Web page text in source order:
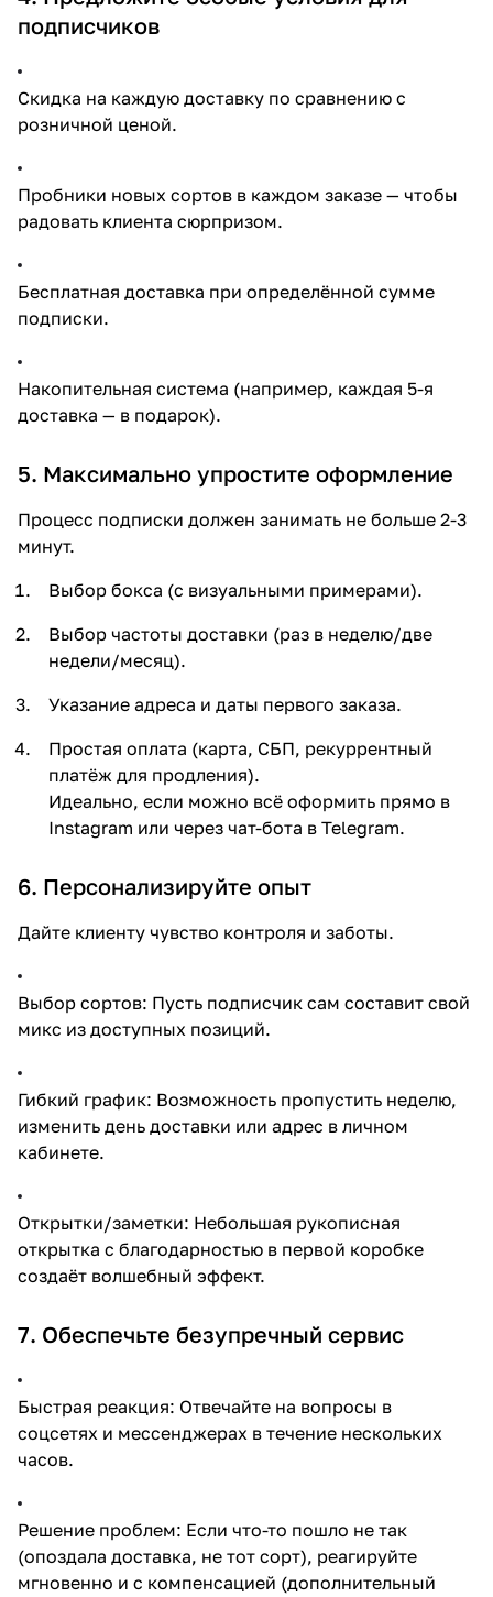
подписчиков
Скидка на каждую доставку по сравнению с
розничной ценой.
Пробники новых сортов в каждом заказе — чтобы
радовать клиента сюрпризом.
Бесплатная доставка при определённой сумме
подписки.
Накопительная система (например, каждая 5-я
доставка — в подарок).
5. Максимально упростите оформление
Процесс подписки должен занимать не больше 2-3
минут.
Выбор бокса (с визуальными примерами).
Выбор частоты доставки (раз в неделю/две
недели/месяц).
Указание адреса и даты первого заказа.
Простая оплата (карта, СБП, рекуррентный
платёж для продления).
Идеально, если можно всё оформить прямо в
Instagram или через чат-бота в Telegram.
6. Персонализируйте опыт
Дайте клиенту чувство контроля и заботы.
Выбор сортов: Пусть подписчик сам составит свой
микс из доступных позиций.
Гибкий график: Возможность пропустить неделю,
изменить день доставки или адрес в личном
кабинете.
Открытки/заметки: Небольшая рукописная
открытка с благодарностью в первой коробке
создаёт волшебный эффект.
7. Обеспечьте безупречный сервис
Быстрая реакция: Отвечайте на вопросы в
соцсетях и мессенджерах в течение нескольких
часов.
Решение проблем: Если что-то пошло не так
(опоздала доставка, не тот сорт), реагируйте
мгновенно и с компенсацией (дополнительный